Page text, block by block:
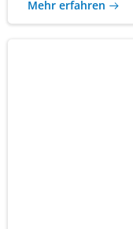
Mehr erfahren